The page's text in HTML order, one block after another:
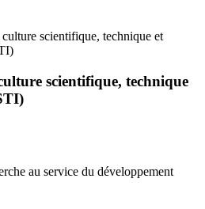
scientifique, technique et
scientifique, technique
au service du développement